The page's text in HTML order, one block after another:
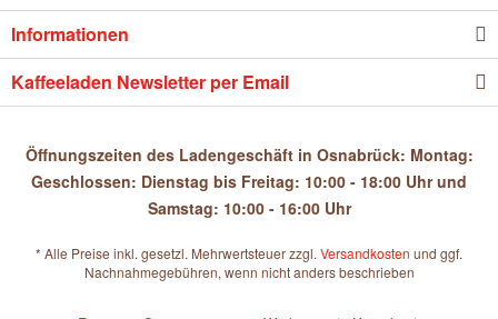
Informationen
Kaffeeladen Newsletter per Email
Öffnungszeiten des Ladengeschäft in Osnabrück: Montag:
Geschlossen: Dienstag bis Freitag: 10:00 - 18:00 Uhr und
Samstag: 10:00 - 16:00 Uhr
* Alle Preise inkl. gesetzl. Mehrwertsteuer zzgl. Versandkosten und ggf.
Nachnahmegebühren, wenn nicht anders beschrieben